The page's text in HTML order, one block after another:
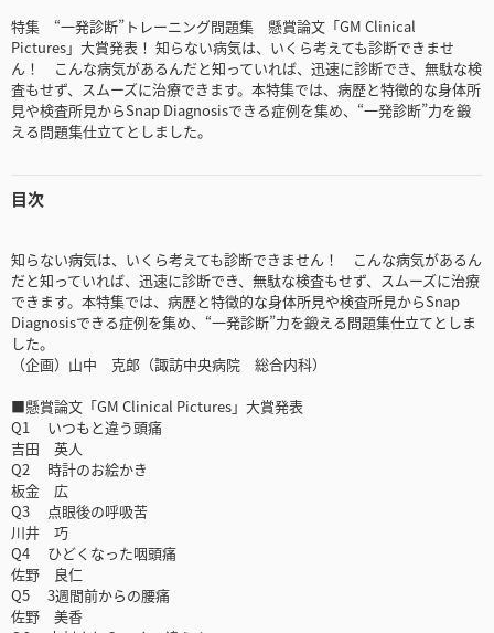
特集 “一発診断”トレーニング問題集 懸賞論文「GM Clinical
Pictures」大賞発表！ 知らない病気は、いくら考えても診断できませ
ん！ こんな病気があるんだと知っていれば、迅速に診断でき、無駄な検
査もせず、スムーズに治療できます。本特集では、病歴と特徴的な身体所
見や検査所見からSnap Diagnosisできる症例を集め、“一発診断”力を鍛
える問題集仕立てとしました。
目次
知らない病気は、いくら考えても診断できません！ こんな病気があるん
だと知っていれば、迅速に診断でき、無駄な検査もせず、スムーズに治療
できます。本特集では、病歴と特徴的な身体所見や検査所見からSnap
Diagnosisできる症例を集め、“一発診断”力を鍛える問題集仕立てとしま
した。
（企画）山中 克郎（諏訪中央病院 総合内科）
■懸賞論文「GM Clinical Pictures」大賞発表
Q1 いつもと違う頭痛
吉田 英人
Q2 時計のお絵かき
板金 広
Q3 点眼後の呼吸苦
川井 巧
Q4 ひどくなった咽頭痛
佐野 良仁
Q5 3週間前からの腰痛
佐野 美香